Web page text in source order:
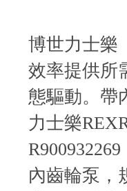
博世力士樂
效率提供所
態驅動。帶
力士樂
R900932269
內齒輪泵，